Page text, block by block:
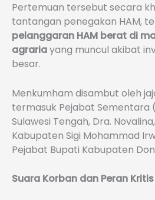
Pertemuan tersebut secara
tantangan penegakan HAM,
pelanggaran HAM berat di
agrariayang muncul akibat
besar.
Menkumham disambut oleh
termasuk Pejabat Sementara
Sulawesi Tengah, Dra.
Kabupaten Sigi Mohammad
Pejabat Bupati Kabupaten
Suara Korban dan Peran